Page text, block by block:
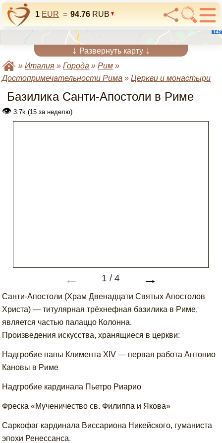
1 EUR = 94.76 RUB
↓ Развернуть карту ↓
»Италия »Города »Рим »
Достопримечательности Рима »Церкви и монастыри
Базилика Санти-Апостоли в Риме
👁 3.7k (15 за неделю)
← 1 /4 →
Санти-Апостоли (Храм Двенадцати Святых Апостолов
Христа) — титулярная трёхнефная базилика в Риме,
является частью палаццо Колонна.
Произведения искусства, хранящиеся в церкви:
Надгробие папы Климента XIV — первая работа Антонио
Кановы в Риме
Надгробие кардинала Пьетро Риарио
Фреска «Мученичество св. Филиппа и Якова»
Саркофаг кардинала Виссариона Никейского, гуманиста
эпохи Ренессанса.